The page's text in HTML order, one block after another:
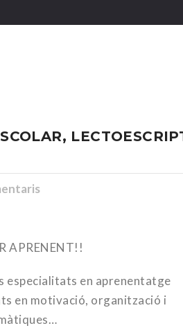
APRENENT!!
especialitats en aprenentatge
en motivació, organització i